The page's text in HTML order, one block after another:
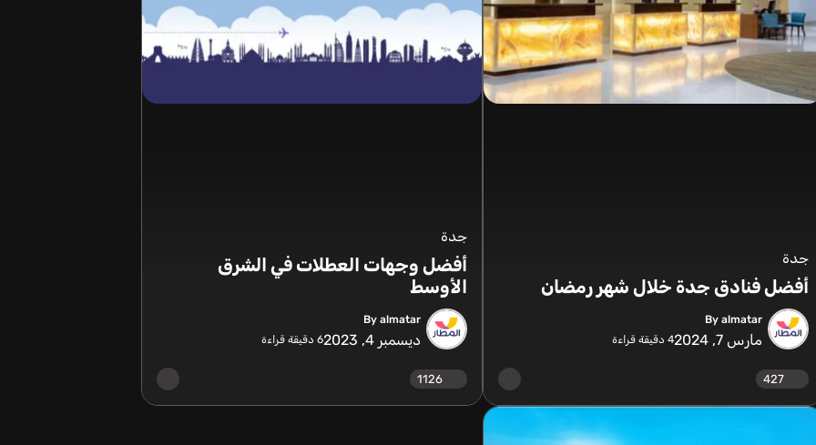
جدة
أفضل فنادق جدة خلال شهر رمضان
By almatar
مارس 7, 2024 4دقيقة قراءة
427
جدة
أفضل وجهات العطلات في الشرق
الأوسط
By almatar
ديسمبر 4, 2023 6دقيقة قراءة
1126